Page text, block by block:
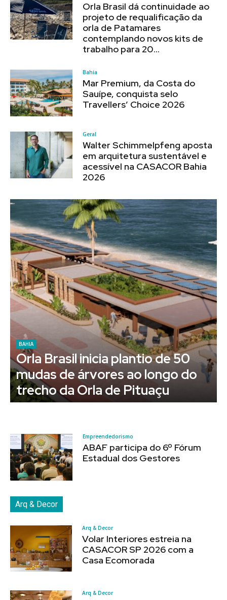
Orla Brasil dá continuidade ao
projeto de requalificação da
orla de Patamares
contemplando novos kits de
trabalho para 20...
Bahia
Mar Premium, da Costa do
Sauípe, conquista selo
Travellers’ Choice 2026
Geral
Walter Schimmelpfeng aposta
em arquitetura sustentável e
acessível na CASACOR Bahia
2026
Empreendedores se mobilizam
em Salvador para incentivar a
revitalização da primeira rua do
Brasil e seu entorno
Empreendedorismo
ABAF participa do 6º Fórum
Estadual dos Gestores
Arq & Decor
Arq & Decor
Volar Interiores estreia na
CASACOR SP 2026 com a
Casa Ecomorada
Arq & Decor